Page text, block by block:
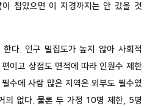
참았으면 이 지경까지는 안 갔을 것
다. 인구 밀집도가 높지 않아 사회적
이고 상점도 면적에 따라 인원수 제한
수에 사람 많은 지역은 외부도 필수였
의 없다. 물론 두 가정 10명 제한, 5명